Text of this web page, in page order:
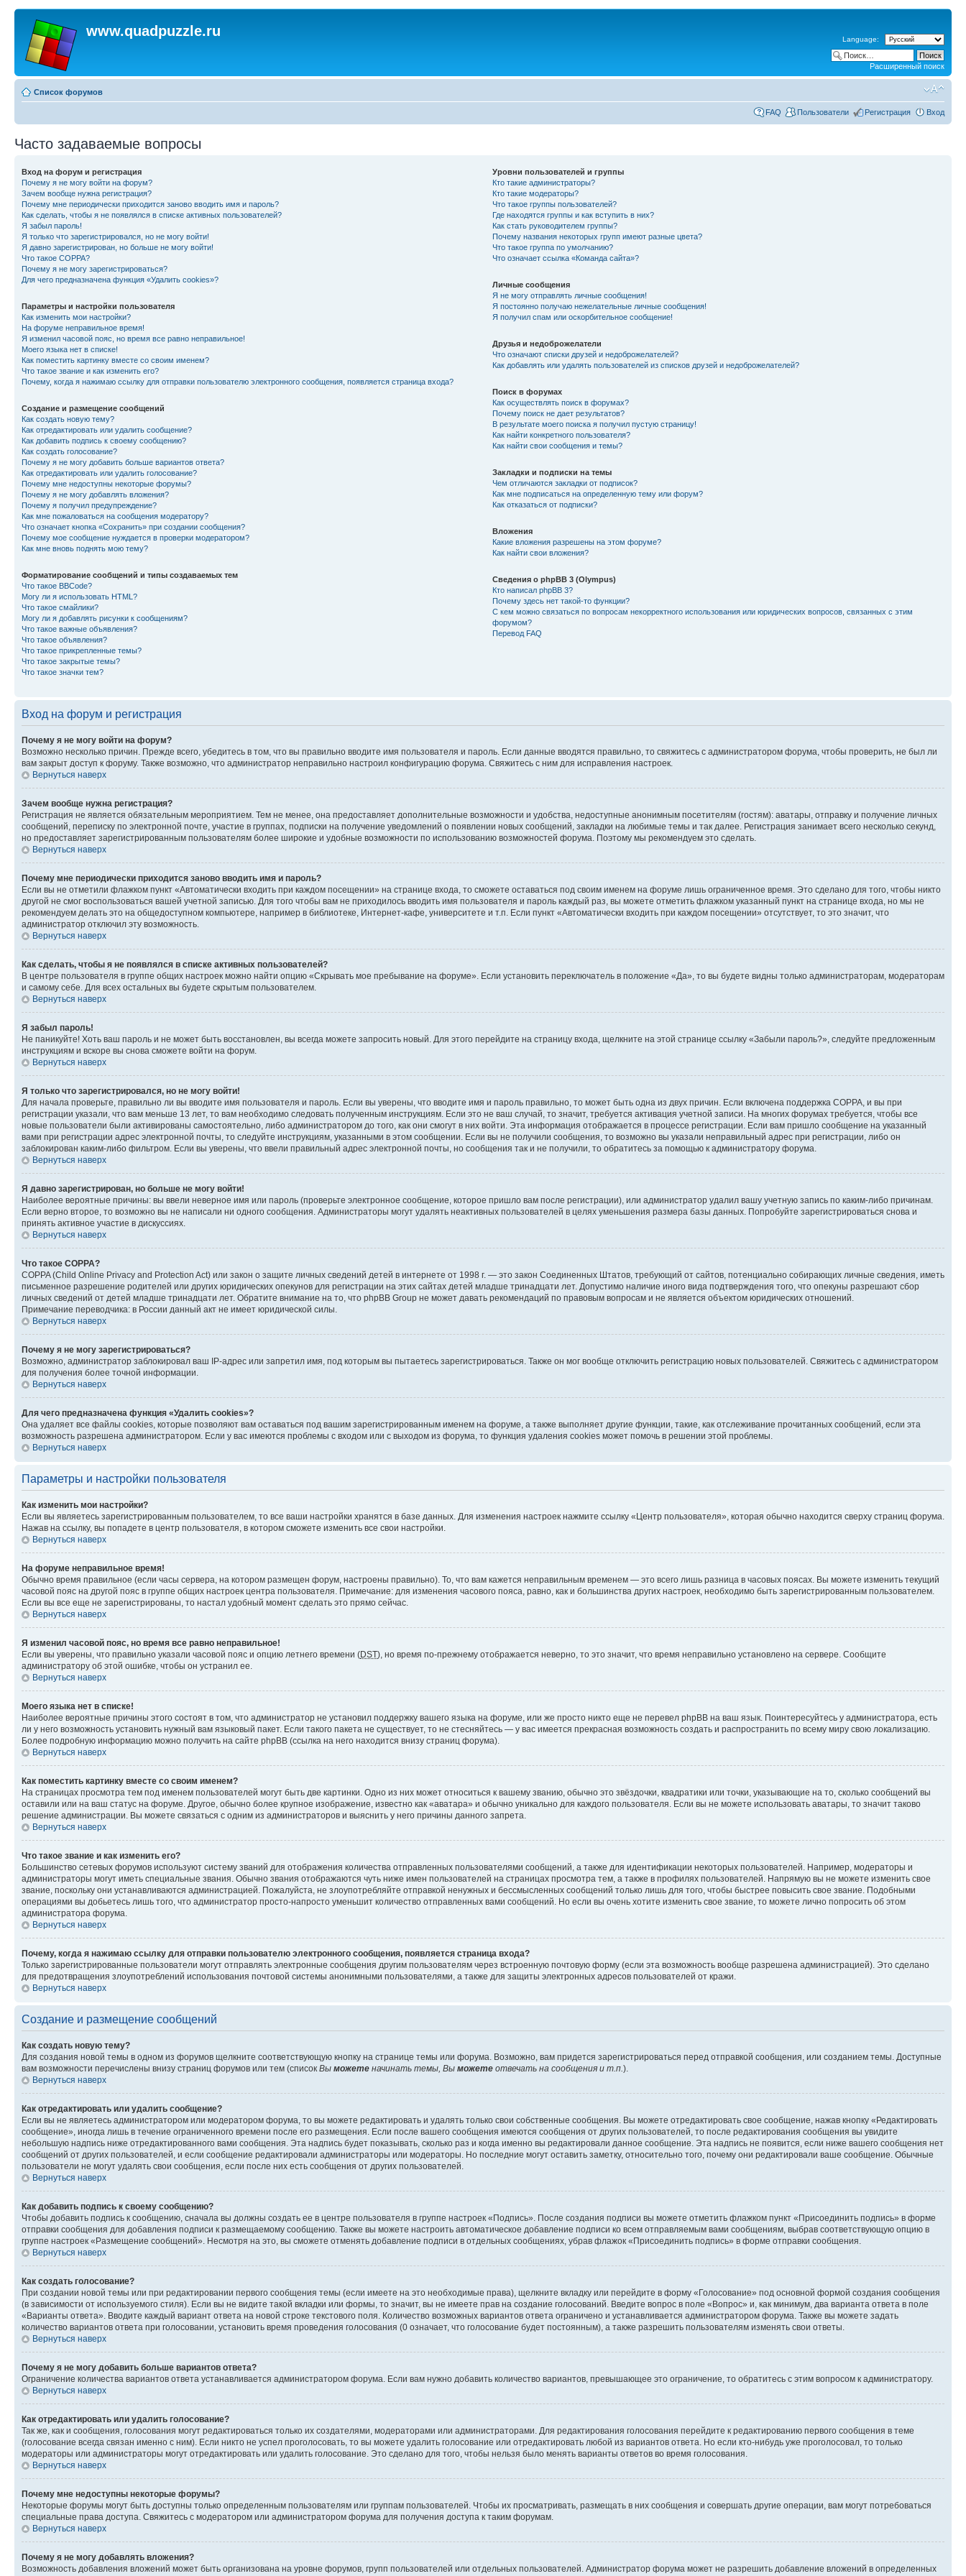
www.quadpuzzle.ru
Language:
Расширенный поиск
Список форумов
FAQ Пользователи Регистрация Вход
Часто задаваемые вопросы
Вход на форум и регистрация
Почему я не могу войти на форум?
Зачем вообще нужна регистрация?
Почему мне периодически приходится заново вводить имя и пароль?
Как сделать, чтобы я не появлялся в списке активных пользователей?
Я забыл пароль!
Я только что зарегистрировался, но не могу войти!
Я давно зарегистрирован, но больше не могу войти!
Что такое COPPA?
Почему я не могу зарегистрироваться?
Для чего предназначена функция «Удалить cookies»?
Параметры и настройки пользователя
Как изменить мои настройки?
На форуме неправильное время!
Я изменил часовой пояс, но время все равно неправильное!
Моего языка нет в списке!
Как поместить картинку вместе со своим именем?
Что такое звание и как изменить его?
Почему, когда я нажимаю ссылку для отправки пользователю электронного сообщения, появляется страница входа?
Создание и размещение сообщений
Как создать новую тему?
Как отредактировать или удалить сообщение?
Как добавить подпись к своему сообщению?
Как создать голосование?
Почему я не могу добавить больше вариантов ответа?
Как отредактировать или удалить голосование?
Почему мне недоступны некоторые форумы?
Почему я не могу добавлять вложения?
Почему я получил предупреждение?
Как мне пожаловаться на сообщения модератору?
Что означает кнопка «Сохранить» при создании сообщения?
Почему мое сообщение нуждается в проверки модератором?
Как мне вновь поднять мою тему?
Форматирование сообщений и типы создаваемых тем
Что такое BBCode?
Могу ли я использовать HTML?
Что такое смайлики?
Могу ли я добавлять рисунки к сообщениям?
Что такое важные объявления?
Что такое объявления?
Что такое прикрепленные темы?
Что такое закрытые темы?
Что такое значки тем?
Уровни пользователей и группы
Кто такие администраторы?
Кто такие модераторы?
Что такое группы пользователей?
Где находятся группы и как вступить в них?
Как стать руководителем группы?
Почему названия некоторых групп имеют разные цвета?
Что такое группа по умолчанию?
Что означает ссылка «Команда сайта»?
Личные сообщения
Я не могу отправлять личные сообщения!
Я постоянно получаю нежелательные личные сообщения!
Я получил спам или оскорбительное сообщение!
Друзья и недоброжелатели
Что означают списки друзей и недоброжелателей?
Как добавлять или удалять пользователей из списков друзей и недоброжелателей?
Поиск в форумах
Как осуществлять поиск в форумах?
Почему поиск не дает результатов?
В результате моего поиска я получил пустую страницу!
Как найти конкретного пользователя?
Как найти свои сообщения и темы?
Закладки и подписки на темы
Чем отличаются закладки от подписок?
Как мне подписаться на определенную тему или форум?
Как отказаться от подписки?
Вложения
Какие вложения разрешены на этом форуме?
Как найти свои вложения?
Сведения о phpBB 3 (Olympus)
Кто написал phpBB 3?
Почему здесь нет такой-то функции?
С кем можно связаться по вопросам некорректного использования или юридических вопросов, связанных с этим
форумом?
Перевод FAQ
Вход на форум и регистрация
Почему я не могу войти на форум?
Возможно несколько причин. Прежде всего, убедитесь в том, что вы правильно вводите имя пользователя и пароль. Если данные вводятся правильно, то свяжитесь с администратором форума, чтобы проверить, не был ли
вам закрыт доступ к форуму. Также возможно, что администратор неправильно настроил конфигурацию форума. Свяжитесь с ним для исправления настроек.
Вернуться наверх
Зачем вообще нужна регистрация?
Регистрация не является обязательным мероприятием. Тем не менее, она предоставляет дополнительные возможности и удобства, недоступные анонимным посетителям (гостям): аватары, отправку и получение личных
сообщений, переписку по электронной почте, участие в группах, подписки на получение уведомлений о появлении новых сообщений, закладки на любимые темы и так далее. Регистрация занимает всего несколько секунд,
но предоставляет зарегистрированным пользователям более широкие и удобные возможности по использованию возможностей форума. Поэтому мы рекомендуем это сделать.
Вернуться наверх
Почему мне периодически приходится заново вводить имя и пароль?
Если вы не отметили флажком пункт «Автоматически входить при каждом посещении» на странице входа, то сможете оставаться под своим именем на форуме лишь ограниченное время. Это сделано для того, чтобы никто
другой не смог воспользоваться вашей учетной записью. Для того чтобы вам не приходилось вводить имя пользователя и пароль каждый раз, вы можете отметить флажком указанный пункт на странице входа, но мы не
рекомендуем делать это на общедоступном компьютере, например в библиотеке, Интернет-кафе, университете и т.п. Если пункт «Автоматически входить при каждом посещении» отсутствует, то это значит, что
администратор отключил эту возможность.
Вернуться наверх
Как сделать, чтобы я не появлялся в списке активных пользователей?
В центре пользователя в группе общих настроек можно найти опцию «Скрывать мое пребывание на форуме». Если установить переключатель в положение «Да», то вы будете видны только администраторам, модераторам
и самому себе. Для всех остальных вы будете скрытым пользователем.
Вернуться наверх
Я забыл пароль!
Не паникуйте! Хоть ваш пароль и не может быть восстановлен, вы всегда можете запросить новый. Для этого перейдите на страницу входа, щелкните на этой странице ссылку «Забыли пароль?», следуйте предложенным
инструкциям и вскоре вы снова сможете войти на форум.
Вернуться наверх
Я только что зарегистрировался, но не могу войти!
Для начала проверьте, правильно ли вы вводите имя пользователя и пароль. Если вы уверены, что вводите имя и пароль правильно, то может быть одна из двух причин. Если включена поддержка COPPA, и вы при
регистрации указали, что вам меньше 13 лет, то вам необходимо следовать полученным инструкциям. Если это не ваш случай, то значит, требуется активация учетной записи. На многих форумах требуется, чтобы все
новые пользователи были активированы самостоятельно, либо администратором до того, как они смогут в них войти. Эта информация отображается в процессе регистрации. Если вам пришло сообщение на указанный
вами при регистрации адрес электронной почты, то следуйте инструкциям, указанными в этом сообщении. Если вы не получили сообщения, то возможно вы указали неправильный адрес при регистрации, либо он
заблокирован каким-либо фильтром. Если вы уверены, что ввели правильный адрес электронной почты, но сообщения так и не получили, то обратитесь за помощью к администратору форума.
Вернуться наверх
Я давно зарегистрирован, но больше не могу войти!
Наиболее вероятные причины: вы ввели неверное имя или пароль (проверьте электронное сообщение, которое пришло вам после регистрации), или администратор удалил вашу учетную запись по каким-либо причинам.
Если верно второе, то возможно вы не написали ни одного сообщения. Администраторы могут удалять неактивных пользователей в целях уменьшения размера базы данных. Попробуйте зарегистрироваться снова и
принять активное участие в дискуссиях.
Вернуться наверх
Что такое COPPA?
COPPA (Child Online Privacy and Protection Act) или закон о защите личных сведений детей в интернете от 1998 г. — это закон Соединенных Штатов, требующий от сайтов, потенциально собирающих личные сведения, иметь
письменное разрешение родителей или других юридических опекунов для регистрации на этих сайтах детей младше тринадцати лет. Допустимо наличие иного вида подтверждения того, что опекуны разрешают сбор
личных сведений от детей младше тринадцати лет. Обратите внимание на то, что phpBB Group не может давать рекомендаций по правовым вопросам и не является объектом юридических отношений.
Примечание переводчика: в России данный акт не имеет юридической силы.
Вернуться наверх
Почему я не могу зарегистрироваться?
Возможно, администратор заблокировал ваш IP-адрес или запретил имя, под которым вы пытаетесь зарегистрироваться. Также он мог вообще отключить регистрацию новых пользователей. Свяжитесь с администратором
для получения более точной информации.
Вернуться наверх
Для чего предназначена функция «Удалить cookies»?
Она удаляет все файлы cookies, которые позволяют вам оставаться под вашим зарегистрированным именем на форуме, а также выполняет другие функции, такие, как отслеживание прочитанных сообщений, если эта
возможность разрешена администратором. Если у вас имеются проблемы с входом или с выходом из форума, то функция удаления cookies может помочь в решении этой проблемы.
Вернуться наверх
Параметры и настройки пользователя
Как изменить мои настройки?
Если вы являетесь зарегистрированным пользователем, то все ваши настройки хранятся в базе данных. Для изменения настроек нажмите ссылку «Центр пользователя», которая обычно находится сверху страниц форума.
Нажав на ссылку, вы попадете в центр пользователя, в котором сможете изменить все свои настройки.
Вернуться наверх
На форуме неправильное время!
Обычно время правильное (если часы сервера, на котором размещен форум, настроены правильно). То, что вам кажется неправильным временем — это всего лишь разница в часовых поясах. Вы можете изменить текущий
часовой пояс на другой пояс в группе общих настроек центра пользователя. Примечание: для изменения часового пояса, равно, как и большинства других настроек, необходимо быть зарегистрированным пользователем.
Если вы все еще не зарегистрированы, то настал удобный момент сделать это прямо сейчас.
Вернуться наверх
Я изменил часовой пояс, но время все равно неправильное!
Если вы уверены, что правильно указали часовой пояс и опцию летнего времени (DST), но время по-прежнему отображается неверно, то это значит, что время неправильно установлено на сервере. Сообщите
администратору об этой ошибке, чтобы он устранил ее.
Вернуться наверх
Моего языка нет в списке!
Наиболее вероятные причины этого состоят в том, что администратор не установил поддержку вашего языка на форуме, или же просто никто еще не перевел phpBB на ваш язык. Поинтересуйтесь у администратора, есть
ли у него возможность установить нужный вам языковый пакет. Если такого пакета не существует, то не стесняйтесь — у вас имеется прекрасная возможность создать и распространить по всему миру свою локализацию.
Более подробную информацию можно получить на сайте phpBB (ссылка на него находится внизу страниц форума).
Вернуться наверх
Как поместить картинку вместе со своим именем?
На страницах просмотра тем под именем пользователей могут быть две картинки. Одно из них может относиться к вашему званию, обычно это звёздочки, квадратики или точки, указывающие на то, сколько сообщений вы
оставили или на ваш статус на форуме. Другое, обычно более крупное изображение, известно как «аватара» и обычно уникально для каждого пользователя. Если вы не можете использовать аватары, то значит таково
решение администрации. Вы можете связаться с одним из администраторов и выяснить у него причины данного запрета.
Вернуться наверх
Что такое звание и как изменить его?
Большинство сетевых форумов используют систему званий для отображения количества отправленных пользователями сообщений, а также для идентификации некоторых пользователей. Например, модераторы и
администраторы могут иметь специальные звания. Обычно звания отображаются чуть ниже имен пользователей на страницах просмотра тем, а также в профилях пользователей. Напрямую вы не можете изменить свое
звание, поскольку они устанавливаются администрацией. Пожалуйста, не злоупотребляйте отправкой ненужных и бессмысленных сообщений только лишь для того, чтобы быстрее повысить свое звание. Подобными
операциями вы добьетесь лишь того, что администратор просто-напросто уменьшит количество отправленных вами сообщений. Но если вы очень хотите изменить свое звание, то можете лично попросить об этом
администратора форума.
Вернуться наверх
Почему, когда я нажимаю ссылку для отправки пользователю электронного сообщения, появляется страница входа?
Только зарегистрированные пользователи могут отправлять электронные сообщения другим пользователям через встроенную почтовую форму (если эта возможность вообще разрешена администрацией). Это сделано
для предотвращения злоупотреблений использования почтовой системы анонимными пользователями, а также для защиты электронных адресов пользователей от кражи.
Вернуться наверх
Создание и размещение сообщений
Как создать новую тему?
Для создания новой темы в одном из форумов щелкните соответствующую кнопку на странице темы или форума. Возможно, вам придется зарегистрироваться перед отправкой сообщения, или созданием темы. Доступные
вам возможности перечислены внизу страниц форумов или тем (список Вы можете начинать темы, Вы можете отвечать на сообщения и т.п.).
Вернуться наверх
Как отредактировать или удалить сообщение?
Если вы не являетесь администратором или модератором форума, то вы можете редактировать и удалять только свои собственные сообщения. Вы можете отредактировать свое сообщение, нажав кнопку «Редактировать
сообщение», иногда лишь в течение ограниченного времени после его размещения. Если после вашего сообщения имеются сообщения от других пользователей, то после редактирования сообщения вы увидите
небольшую надпись ниже отредактированного вами сообщения. Эта надпись будет показывать, сколько раз и когда именно вы редактировали данное сообщение. Эта надпись не появится, если ниже вашего сообщения нет
сообщений от других пользователей, и если сообщение редактировали администраторы или модераторы. Но последние могут оставить заметку, относительно того, почему они редактировали ваше сообщение. Обычные
пользователи не могут удалять свои сообщения, если после них есть сообщения от других пользователей.
Вернуться наверх
Как добавить подпись к своему сообщению?
Чтобы добавить подпись к сообщению, сначала вы должны создать ее в центре пользователя в группе настроек «Подпись». После создания подписи вы можете отметить флажком пункт «Присоединить подпись» в форме
отправки сообщения для добавления подписи к размещаемому сообщению. Также вы можете настроить автоматическое добавление подписи ко всем отправляемым вами сообщениям, выбрав соответствующую опцию в
группе настроек «Размещение сообщений». Несмотря на это, вы сможете отменять добавление подписи в отдельных сообщениях, убрав флажок «Присоединить подпись» в форме отправки сообщения.
Вернуться наверх
Как создать голосование?
При создании новой темы или при редактировании первого сообщения темы (если имеете на это необходимые права), щелкните вкладку или перейдите в форму «Голосование» под основной формой создания сообщения
(в зависимости от используемого стиля). Если вы не видите такой вкладки или формы, то значит, вы не имеете прав на создание голосований. Введите вопрос в поле «Вопрос» и, как минимум, два варианта ответа в поле
«Варианты ответа». Вводите каждый вариант ответа на новой строке текстового поля. Количество возможных вариантов ответа ограничено и устанавливается администратором форума. Также вы можете задать
количество вариантов ответа при голосовании, установить время проведения голосования (0 означает, что голосование будет постоянным), а также разрешить пользователям изменять свои ответы.
Вернуться наверх
Почему я не могу добавить больше вариантов ответа?
Ограничение количества вариантов ответа устанавливается администратором форума. Если вам нужно добавить количество вариантов, превышающее это ограничение, то обратитесь с этим вопросом к администратору.
Вернуться наверх
Как отредактировать или удалить голосование?
Так же, как и сообщения, голосования могут редактироваться только их создателями, модераторами или администраторами. Для редактирования голосования перейдите к редактированию первого сообщения в теме
(голосование всегда связан именно с ним). Если никто не успел проголосовать, то вы можете удалить голосование или отредактировать любой из вариантов ответа. Но если кто-нибудь уже проголосовал, то только
модераторы или администраторы могут отредактировать или удалить голосование. Это сделано для того, чтобы нельзя было менять варианты ответов во время голосования.
Вернуться наверх
Почему мне недоступны некоторые форумы?
Некоторые форумы могут быть доступны только определенным пользователям или группам пользователей. Чтобы их просматривать, размещать в них сообщения и совершать другие операции, вам могут потребоваться
специальные права доступа. Свяжитесь с модератором или администратором форума для получения доступа к таким форумам.
Вернуться наверх
Почему я не могу добавлять вложения?
Возможность добавления вложений может быть организована на уровне форумов, групп пользователей или отдельных пользователей. Администратор форума может не разрешить добавление вложений в определенных